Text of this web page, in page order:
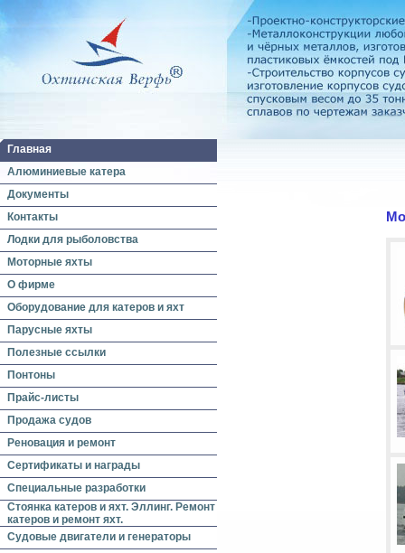
Главная
Алюминиевые катера
Документы
Контакты
Лодки для рыболовства
Моторные яхты
О фирме
Оборудование для катеров и яхт
Парусные яхты
Полезные ссылки
Понтоны
Прайс-листы
Продажа судов
Реновация и ремонт
Сертификаты и награды
Специальные разработки
Стоянка катеров и яхт. Эллинг. Ремонт
катеров и ремонт яхт.
Судовые двигатели и генераторы